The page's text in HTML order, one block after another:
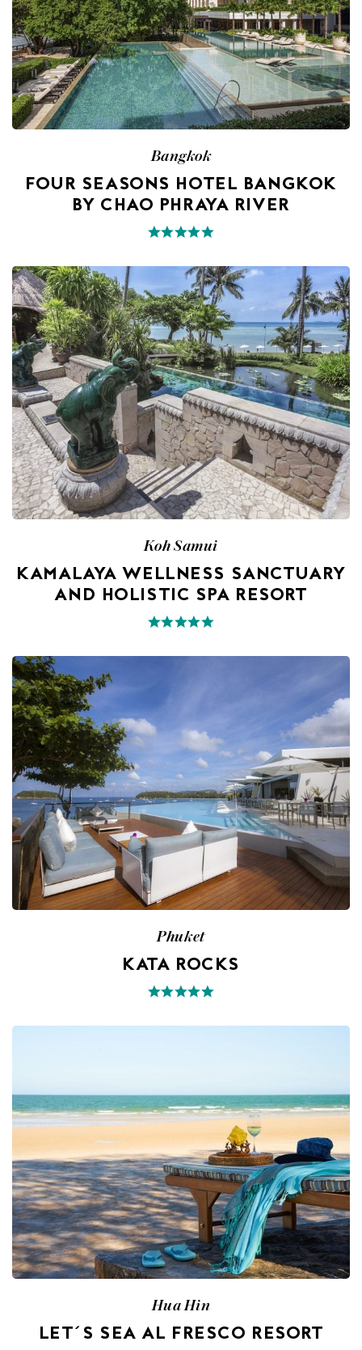
Bangkok
FOUR SEASONS HOTEL BANGKOK
BY CHAO PHRAYA RIVER
Koh Samui
KAMALAYA WELLNESS SANCTUARY
AND HOLISTIC SPA RESORT
Phuket
KATA ROCKS
Hua Hin
LET´S SEA AL FRESCO RESORT